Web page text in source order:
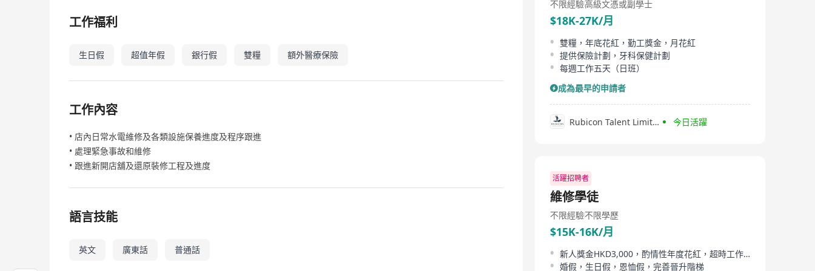
工作福利
生日假 超值年假 銀行假 雙糧 額外醫療保險
工作內容
• 店內日常水電維修及各類設施保養進度及程序跟進
• 處理緊急事故和維修
• 跟進新開店舖及還原裝修工程及進度
語言技能
英文 廣東話 普通話
不限經驗高級文憑或副學士
$18K-27K/月
雙糧，年底花紅，勤工獎金，月花紅
提供保險計劃，牙科保健計劃
每週工作五天（日班）
成為最早的申請者
Rubicon Talent Limited 今日活躍
活躍招聘者
維修學徒
不限經驗不限學歷
$15K-16K/月
新人獎金HKD3,000，酌情性年度花紅，超時工作津貼
婚假，生日假，恩恤假，完善晉升階梯